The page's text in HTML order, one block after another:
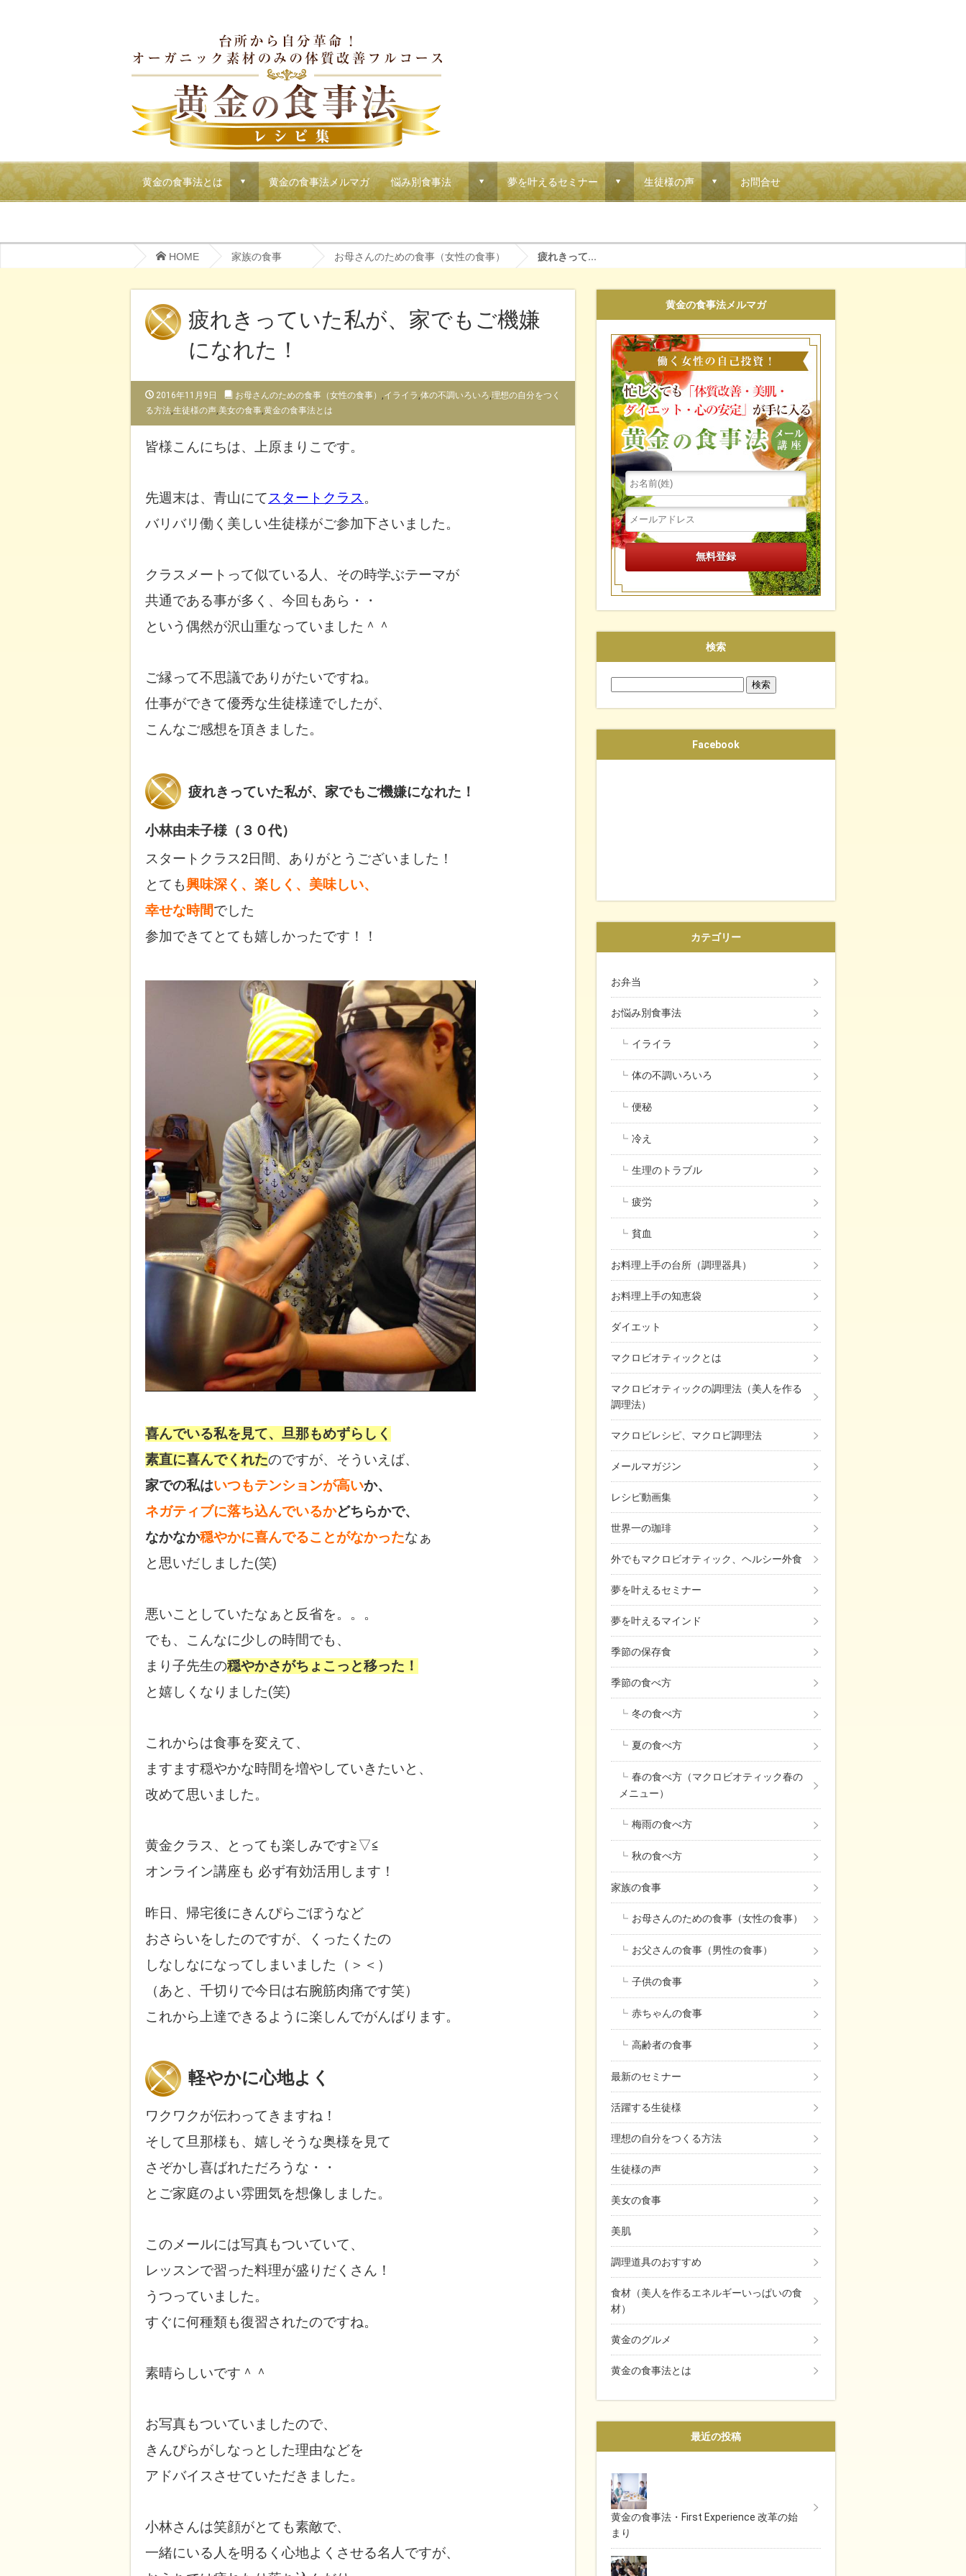
黄金の食事法とは d 黄金の食事法メルマガ 悩み別食事法 d 夢を叶えるセミナー d 生徒様の声 d お問合せ
HOME 家族の食事 お母さんのための食事（女性の食事） 疲れきって...
疲れきっていた私が、家でもご機嫌
になれた！
2016年11月9日 お母さんのための食事（女性の食事） ,イライラ ,体の不調いろいろ,理想の自分をつく
る方法,生徒様の声,美女の食事,黄金の食事法とは
皆様こんにちは、上原まりこです。
先週末は、青山にてスタートクラス。
バリバリ働く美しい生徒様がご参加下さいました。
クラスメートって似ている人、その時学ぶテーマが
共通である事が多く、今回もあら・・
という偶然が沢山重なっていました＾＾
ご縁って不思議でありがたいですね。
仕事ができて優秀な生徒様達でしたが、
こんなご感想を頂きました。
疲れきっていた私が、家でもご機嫌になれた！
小林由未子様（３０代）
スタートクラス2日間、ありがとうございました！
とても興味深く、楽しく、美味しい、
幸せな時間でした
参加できてとても嬉しかったです！！
喜んでいる私を見て、旦那もめずらしく
素直に喜んでくれたのですが、そういえば、
家での私はいつもテンションが高いか、
ネガティブに落ち込んでいるかどちらかで、
なかなか穏やかに喜んでることがなかったなぁ
と思いだしました(笑)
悪いことしていたなぁと反省を。。。
でも、こんなに少しの時間でも、
まり子先生の穏やかさがちょこっと移った！
と嬉しくなりました(笑)
これからは食事を変えて、
ますます穏やかな時間を増やしていきたいと、
改めて思いました。
黄金クラス、とっても楽しみです≧▽≦
オンライン講座も 必ず有効活用します！
昨日、帰宅後にきんぴらごぼうなど
おさらいをしたのですが、
くったくたの
しなしなになってしまいました（＞＜）
（あと、千切りで今日は右腕筋肉痛です笑）
これから上達できるように楽しんでがんばります。
軽やかに心地よく
ワクワクが伝わってきますね！
そして旦那様も、嬉しそうな奥様を見て
さぞかし喜ばれただろうな・・
とご家庭のよい雰囲気を想像しました。
このメールには写真もついていて、
レッスンで習った料理が盛りだくさん！
うつっていました。
すぐに何種類も復習されたのですね。
素晴らしいです＾＾
お写真もついていましたので、
きんぴらがしなっとした理由などを
アドバイスさせていただきました。
小林さんは笑顔がとても素敵で、
一緒にいる人を明るく心地よくさせる名人ですが、
黄金の食事法メルマガ
検索
Facebook
カテゴリー
お弁当
お悩み別食事法
イライラ
体の不調いろいろ
便秘
冷え
生理のトラブル
疲労
貧血
お料理上手の台所（調理器具）
お料理上手の知恵袋
ダイエット
マクロビオティックとは
マクロビオティックの調理法（美人を作る
調理法）
マクロビレシピ、マクロビ調理法
メールマガジン
レシピ動画集
世界一の珈琲
外でもマクロビオティック、ヘルシー外食
夢を叶えるセミナー
夢を叶えるマインド
季節の保存食
季節の食べ方
冬の食べ方
夏の食べ方
春の食べ方（マクロビオティック春の
メニュー）
梅雨の食べ方
秋の食べ方
家族の食事
お母さんのための食事（女性の食事）
お父さんの食事（男性の食事）
子供の食事
赤ちゃんの食事
高齢者の食事
最新のセミナー
活躍する生徒様
理想の自分をつくる方法
生徒様の声
美女の食事
美肌
調理道具のおすすめ
食材（美人を作るエネルギーいっぱいの食
材）
黄金のグルメ
黄金の食事法とは
最近の投稿
黄金の食事法・First Experience 改革の始
まり